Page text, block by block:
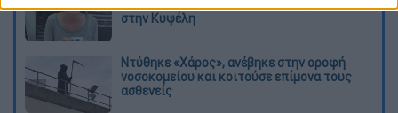
38χρονης Βρετανίδας που δολοφονήθηκε
στην Κυψέλη
Ντύθηκε «Χάρος», ανέβηκε στην οροφή
νοσοκομείου και κοιτούσε επίμονα τους
ασθενείς